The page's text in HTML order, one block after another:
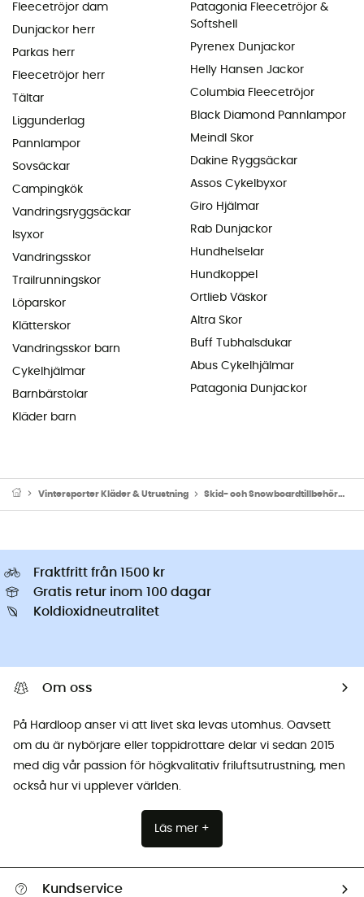
Fleecetröjor dam
Dunjackor herr
Parkas herr
Fleecetröjor herr
Tältar
Liggunderlag
Pannlampor
Sovsäckar
Campingkök
Vandringsryggsäckar
Isyxor
Vandringsskor
Trailrunningskor
Löparskor
Klätterskor
Vandringsskor barn
Cykelhjälmar
Barnbärstolar
Kläder barn
Patagonia Fleecetröjor &
Softshell
Pyrenex Dunjackor
Helly Hansen Jackor
Columbia Fleecetröjor
Black Diamond Pannlampor
Meindl Skor
Dakine Ryggsäckar
Assos Cykelbyxor
Giro Hjälmar
Rab Dunjackor
Hundhelselar
Hundkoppel
Ortlieb Väskor
Altra Skor
Buff Tubhalsdukar
Abus Cykelhjälmar
Patagonia Dunjackor
Vintersporter Kläder & Utrustning Skid- och Snowboardtillbehör
Fraktfritt från 1500 kr
Gratis retur inom 100 dagar
Koldioxidneutralitet
Om oss
På Hardloop anser vi att livet ska levas utomhus. Oavsett
om du är nybörjare eller toppidrottare delar vi sedan 2015
med dig vår passion för högkvalitativ friluftsutrustning, men
också hur vi upplever världen.
Läs mer +
Kundservice